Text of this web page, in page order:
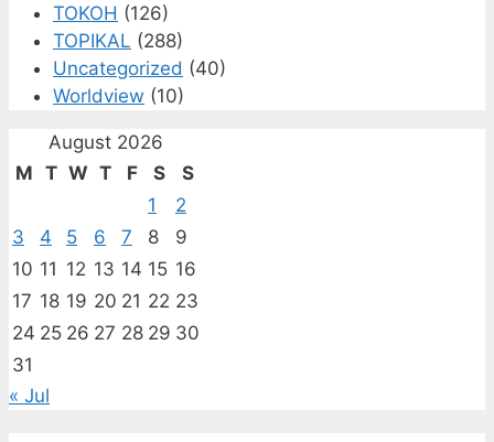
TOKOH (126)
TOPIKAL (288)
Uncategorized (40)
Worldview (10)
August 2026
M T W T F S
S
1
2
3
4 5 6 7 8
9
10 11 12 13 14 15 16
17 18 19 20 21 22 23
24 25 26 27 28 29 30
31
« Jul